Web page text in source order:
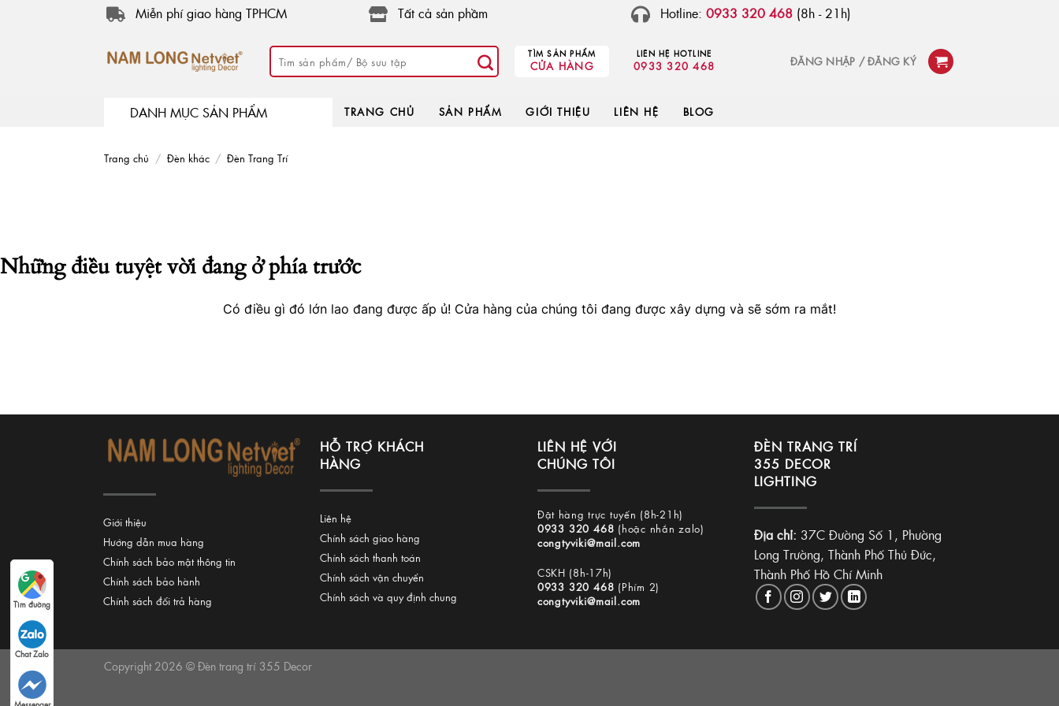
Miễn phí giao hàng TPHCM Tất cả sản phầm Hotline:0933 320 468 (8h - 21h)
Tìm
kiếm:
TÌM SẢN PHẨM
CỬA HÀNG
LIÊN HỆ HOTLINE
0933 320 468 ĐĂNG NHẬP / ĐĂNG KÝ
DANH MỤC SẢN PHẨM TRANG CHỦ SẢN PHẨM GIỚI THIỆU LIÊN HỆ BLOG
Trang chủ / Đèn khác / Đèn Trang Trí
Những điều tuyệt vời đang ở phía trước
Có điều gì đó lớn lao đang được ấp ủ! Cửa hàng của chúng tôi đang được xây dựng và sẽ sớm ra mắt!
Giới thiệu
Hướng dẫn mua hàng
Chính sách bảo mật thông tin
Chính sách bảo hành
Chính sách đổi trả hàng
HỖ TRỢ KHÁCH
HÀNG
Liên hệ
Chính sách giao hàng
Chính sách thanh toán
Chính sách vận chuyển
Chính sách và quy định chung
LIÊN HỆ VỚI
CHÚNG TÔI
Đặt hàng trực tuyến (8h-21h)
0933 320 468 (hoặc nhắn zalo)
congtyviki@mail.com
CSKH (8h-17h)
0933 320 468 (Phím 2)
congtyviki@mail.com
ĐÈN TRANG TRÍ
355 DECOR
LIGHTING
Địa chỉ: 37C Đường Số 1, Phường
Long Trường, Thành Phố Thủ Đức,
Thành Phố Hồ Chí Minh
Copyright 2026 © Đèn trang trí 355 Decor
Tìm đường
Chat Zalo